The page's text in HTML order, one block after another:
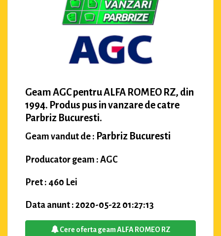
Geam AGC pentru ALFA ROMEO RZ, din
1994. Produs pus in vanzare de catre
Parbriz Bucuresti.
Geam vandut de : Parbriz Bucuresti
Producator geam : AGC
Pret : 460 Lei
Data anunt : 2020-05-22 01:27:13
Cere oferta geam ALFA ROMEO RZ